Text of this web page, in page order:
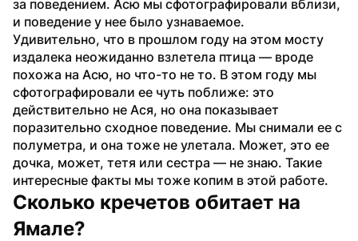
за поведением. Асю мы сфотографировали вблизи,
и поведение у нее было узнаваемое.
Удивительно, что в прошлом году на этом мосту
издалека неожиданно взлетела птица — вроде
похожа на Асю, но что-то не то. В этом году мы
сфотографировали ее чуть поближе: это
действительно не Ася, но она показывает
поразительно сходное поведение. Мы снимали ее с
полуметра, и она тоже не улетала. Может, это ее
дочка, может, тетя или сестра — не знаю. Такие
интересные факты мы тоже копим в этой работе.
Сколько кречетов обитает на
Ямале?